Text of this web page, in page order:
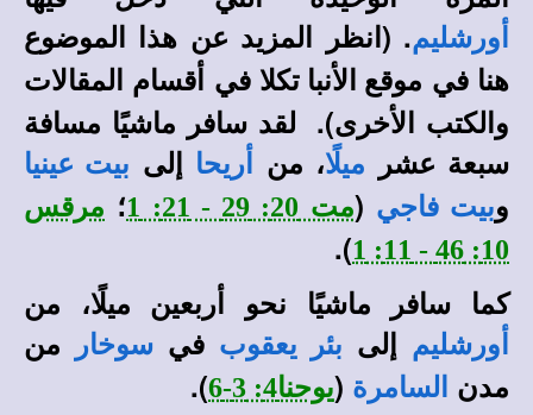
أورشليم. (انظر المزيد عن هذا الموضوع
هنا في موقع الأنبا تكلا في أقسام المقالات
والكتب الأخرى). لقد سافر ماشيًا مسافة
سبعة عشر
ميلًا، من أريحا إلى بيت عينيا
وبيت فاجي (مت 20: 29 - 21: 1 ؛ مرقس
10: 46 - 11: 1
).
كما سافر ماشيًا نحو أربعين ميلًا، من
أورشليم إلى بئر يعقوب في سوخار
من
مدن
السامرة (يوحنا4: 3-6 )
.